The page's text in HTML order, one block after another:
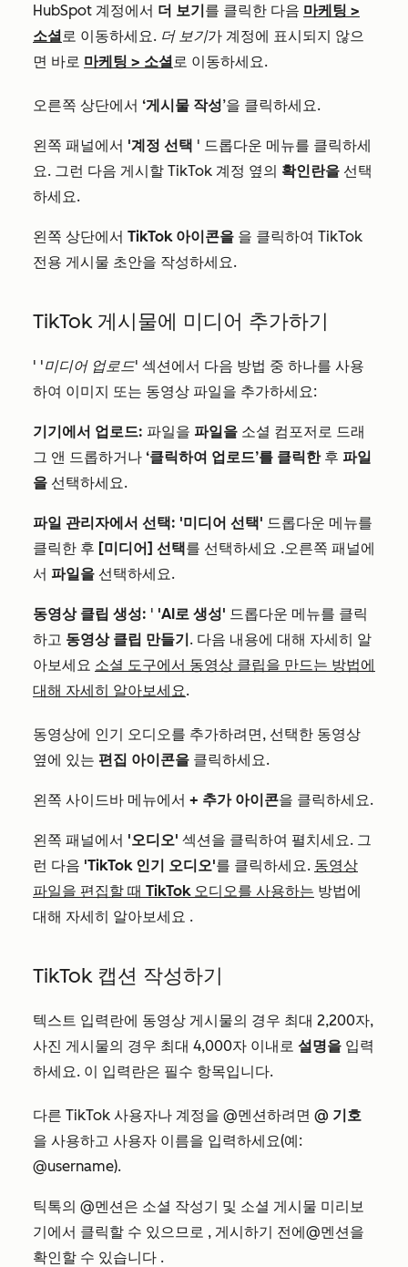
HubSpot 계정에서 더 보기를 클릭한 다음 마케팅 >
소셜로 이동하세요. 더 보기가 계정에 표시되지 않으
면 바로 마케팅 > 소셜로 이동하세요.
오른쪽 상단에서 ‘게시물 작성’을 클릭하세요.
왼쪽 패널에서 '계정 선택 ' 드롭다운 메뉴를 클릭하세
요. 그런 다음 게시할 TikTok 계정 옆의 확인란을 선택
하세요.
왼쪽 상단에서 TikTok 아이콘을 을 클릭하여 TikTok
전용 게시물 초안을 작성하세요.
TikTok 게시물에 미디어 추가하기
' '미디어 업로드' 섹션에서 다음 방법 중 하나를 사용
하여 이미지 또는 동영상 파일을 추가하세요:
기기에서 업로드: 파일을 파일을 소셜 컴포저로 드래
그 앤 드롭하거나 ‘클릭하여 업로드’를 클릭한후 파일
을 선택하세요.
파일 관리자에서 선택: '미디어 선택' 드롭다운 메뉴를
클릭한 후 [미디어] 선택를 선택하세요 .오른쪽 패널에
서 파일을 선택하세요.
동영상 클립 생성: ' 'AI로 생성' 드롭다운 메뉴를 클릭
하고 동영상 클립 만들기. 다음 내용에 대해 자세히 알
아보세요 소셜 도구에서 동영상 클립을 만드는 방법에
대해 자세히 알아보세요.
동영상에 인기 오디오를 추가하려면, 선택한 동영상
옆에 있는 편집 아이콘을 클릭하세요.
왼쪽 사이드바 메뉴에서 + 추가 아이콘을 클릭하세요.
왼쪽 패널에서 '오디오' 섹션을 클릭하여 펼치세요. 그
런 다음 'TikTok 인기 오디오'를 클릭하세요. 동영상
파일을 편집할 때 TikTok 오디오를 사용하는 방법에
대해 자세히 알아보세요 .
TikTok 캡션 작성하기
텍스트 입력란에 동영상 게시물의 경우 최대 2,200자,
사진 게시물의 경우 최대 4,000자 이내로 설명을 입력
하세요. 이 입력란은 필수 항목입니다.
다른 TikTok 사용자나 계정을 @멘션하려면 @ 기호
을 사용하고 사용자 이름을 입력하세요(예:
@username).
틱톡의 @멘션은 소셜 작성기 및 소셜 게시물 미리보
기에서 클릭할 수 있으므로 , 게시하기 전에@멘션을
확인할 수 있습니다 .